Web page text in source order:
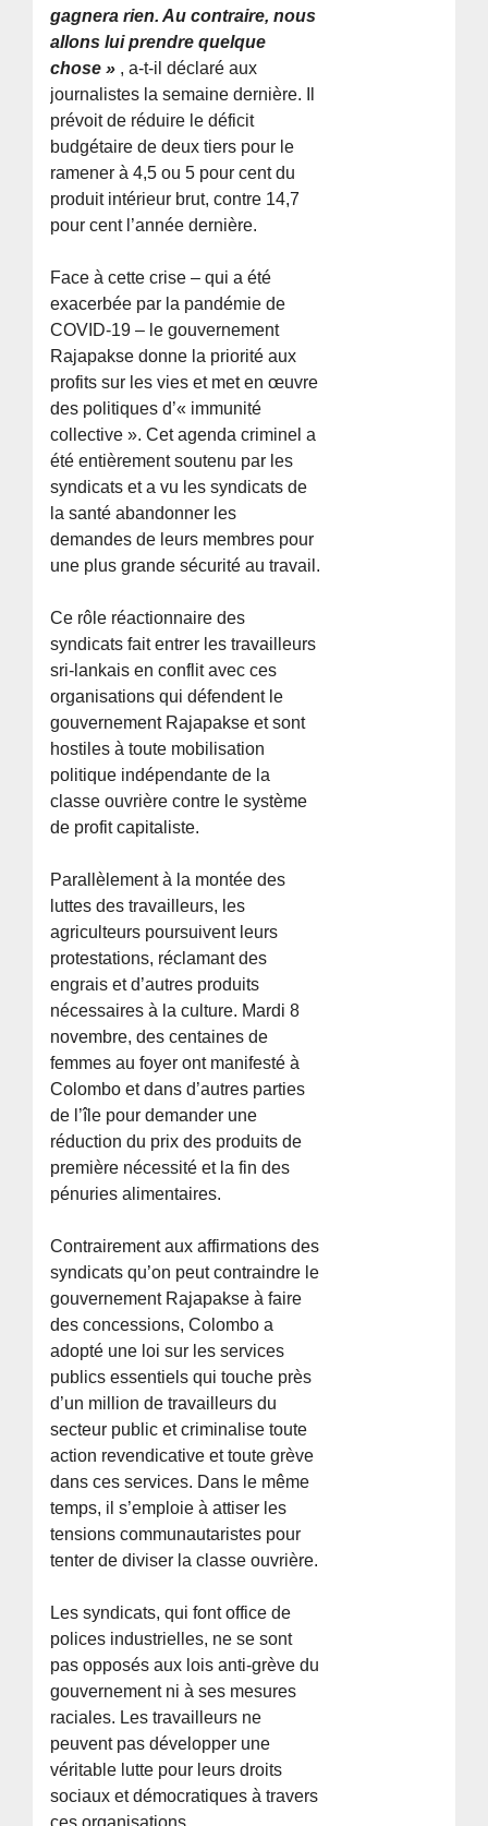
gagnera rien. Au contraire, nous
allons lui prendre quelque
chose » , a-t-il déclaré aux
journalistes la semaine dernière. Il
prévoit de réduire le déficit
budgétaire de deux tiers pour le
ramener à 4,5 ou 5 pour cent du
produit intérieur brut, contre 14,7
pour cent l’année dernière.
Face à cette crise – qui a été
exacerbée par la pandémie de
COVID-19 – le gouvernement
Rajapakse donne la priorité aux
profits sur les vies et met en œuvre
des politiques d’« immunité
collective ». Cet agenda criminel a
été entièrement soutenu par les
syndicats et a vu les syndicats de
la santé abandonner les
demandes de leurs membres pour
une plus grande sécurité au travail.
Ce rôle réactionnaire des
syndicats fait entrer les travailleurs
sri-lankais en conflit avec ces
organisations qui défendent le
gouvernement Rajapakse et sont
hostiles à toute mobilisation
politique indépendante de la
classe ouvrière contre le système
de profit capitaliste.
Parallèlement à la montée des
luttes des travailleurs, les
agriculteurs poursuivent leurs
protestations, réclamant des
engrais et d’autres produits
nécessaires à la culture. Mardi 8
novembre, des centaines de
femmes au foyer ont manifesté à
Colombo et dans d’autres parties
de l’île pour demander une
réduction du prix des produits de
première nécessité et la fin des
pénuries alimentaires.
Contrairement aux affirmations des
syndicats qu’on peut contraindre le
gouvernement Rajapakse à faire
des concessions, Colombo a
adopté une loi sur les services
publics essentiels qui touche près
d’un million de travailleurs du
secteur public et criminalise toute
action revendicative et toute grève
dans ces services. Dans le même
temps, il s’emploie à attiser les
tensions communautaristes pour
tenter de diviser la classe ouvrière.
Les syndicats, qui font office de
polices industrielles, ne se sont
pas opposés aux lois anti-grève du
gouvernement ni à ses mesures
raciales. Les travailleurs ne
peuvent pas développer une
véritable lutte pour leurs droits
sociaux et démocratiques à travers
ces organisations.